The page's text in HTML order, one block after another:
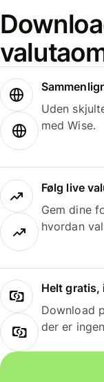
Uden
med Wise.
Følg live
Gem dine
hvordan
Helt gratis,
Download
der er